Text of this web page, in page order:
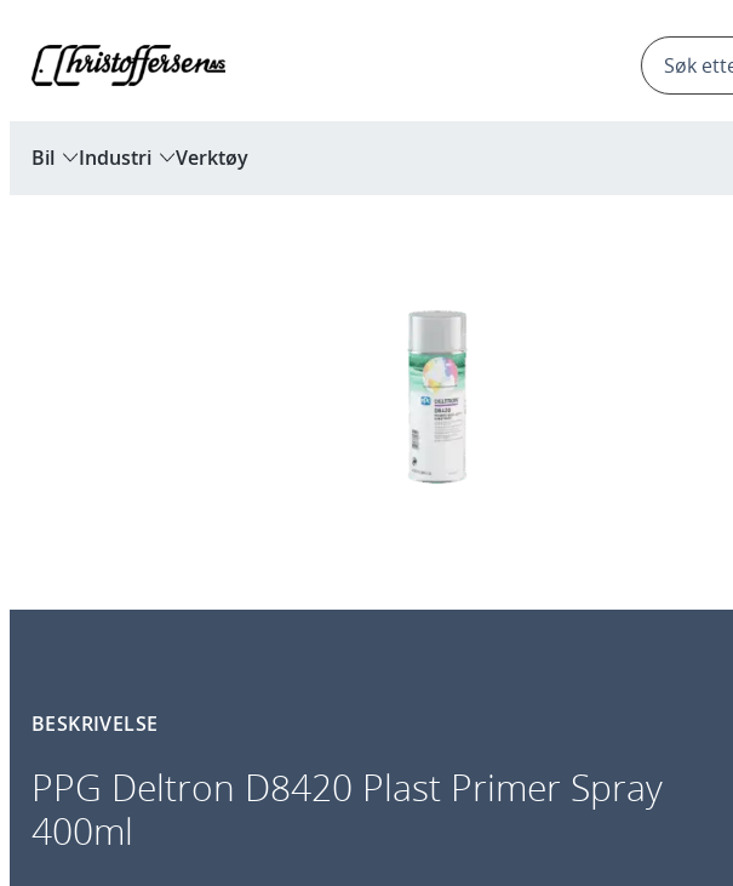
innhold
Products
search
Bil Industri Verktøy
BESKRIVELSE
PPG Deltron D8420 Plast Primer Spray
400ml